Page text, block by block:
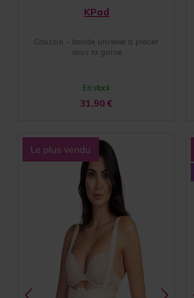
KPad
Coussin - bande unisexe à placer
sous la gaine
En stock
31,90€